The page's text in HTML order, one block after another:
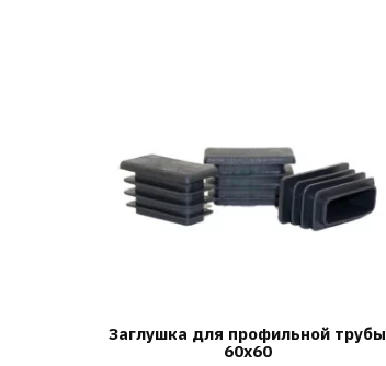
Заглушка для профильной трубы
60х60